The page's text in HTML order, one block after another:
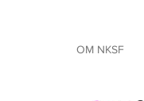
OM NKSF